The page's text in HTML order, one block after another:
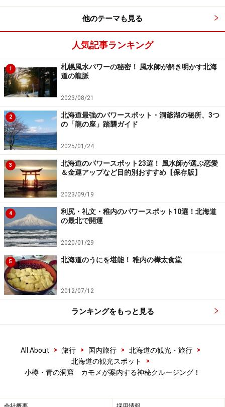
他のテーマも見る
人気記事ランキング
1
札幌風水パワーの秘密！ 風水師が解き明かす北海
道の龍脈
2023/08/21
2
北海道最強のパワースポット・洞爺湖の秘所、3つ
の「龍の座」踏襲ガイド
2025/01/24
3
北海道のパワースポット23選！ 風水師が選ぶ恋愛
＆金運アップなど目的別おすすめ【保存版】
2023/09/19
4
利尻・礼文・稚内のパワースポット10選！北海道
の最北で開運
2020/01/29
5 北海道のうにを堪能！ 稚内の樺太食堂
2012/07/12
ランキングをもっと見る
All About > 旅行 > 国内旅行 > 北海道の観光・旅行
>
北海道の観光スポット
>
小樽・青の洞窟 カモメが案内する神秘クルージング！